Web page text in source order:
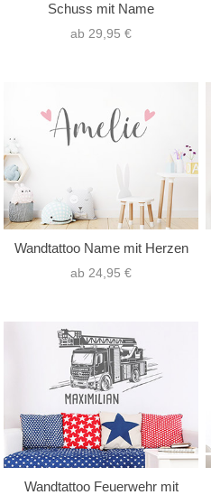
Schuss mit Name
ab 29,95 €
Wandtattoo Name mit Herzen
ab 24,95 €
Wandtattoo Feuerwehr mit